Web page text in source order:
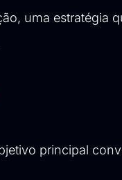
uma estratégia
principal